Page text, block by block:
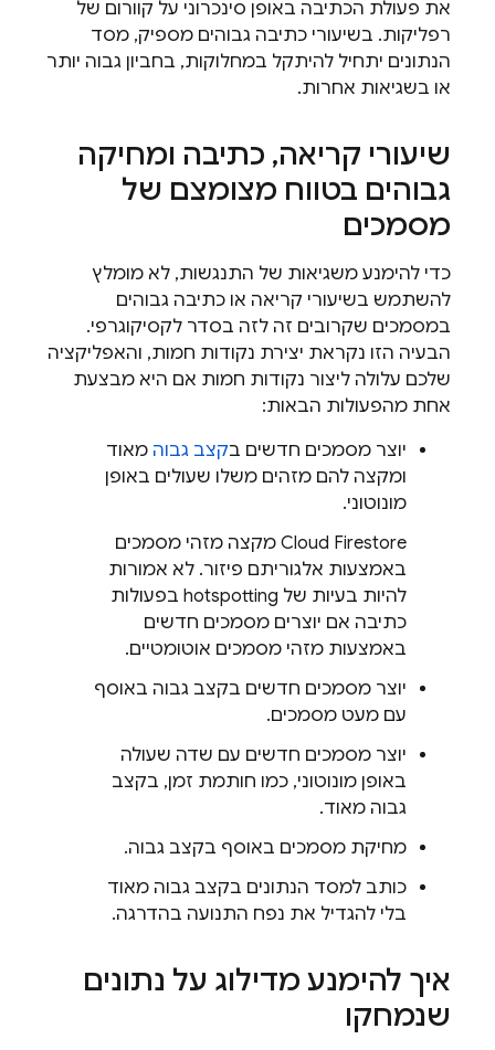
את פעולת הכתיבה באופן סינכרוני על קוורום של
רפליקות. בשיעורי כתיבה גבוהים מספיק, מסד
הנתונים יתחיל להיתקל במחלוקות, בחביון גבוה יותר
או בשגיאות אחרות.
שיעורי קריאה, כתיבה ומחיקה
גבוהים בטווח מצומצם של
מסמכים
כדי להימנע משגיאות של התנגשות, לא מומלץ
להשתמש בשיעורי קריאה או כתיבה גבוהים
במסמכים שקרובים זה לזה בסדר לקסיקוגרפי.
הבעיה הזו נקראת יצירת נקודות חמות, והאפליקציה
שלכם עלולה ליצור נקודות חמות אם היא מבצעת
אחת מהפעולות הבאות:
יוצר מסמכים חדשים בקצב גבוה מאוד
ומקצה להם מזהים משלו שעולים באופן
מונוטוני.
Cloud Firestore מקצה מזהי מסמכים
באמצעות אלגוריתם פיזור. לא אמורות
להיות בעיות של hotspotting בפעולות
כתיבה אם יוצרים מסמכים חדשים
באמצעות מזהי מסמכים אוטומטיים.
יוצר מסמכים חדשים בקצב גבוה באוסף
עם מעט מסמכים.
יוצר מסמכים חדשים עם שדה שעולה
באופן מונוטוני, כמו חותמת זמן, בקצב
גבוה מאוד.
מחיקת מסמכים באוסף בקצב גבוה.
כותב למסד הנתונים בקצב גבוה מאוד
בלי להגדיל את נפח התנועה בהדרגה.
איך להימנע מדילוג על נתונים
שנמחקו